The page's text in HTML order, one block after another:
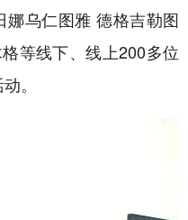
乌仁图雅 德格吉勒图
等线下、线上200多位
。